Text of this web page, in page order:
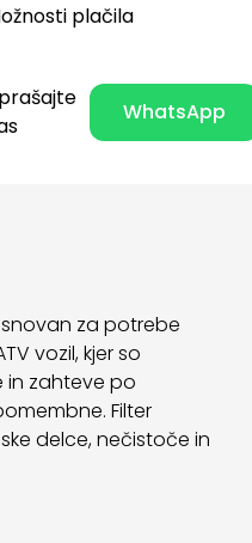
plačila
WhatsApp
za potrebe
vozil, kjer so
in zahteve po
Filter
delce, nečistoče in
s tem zagotavlja